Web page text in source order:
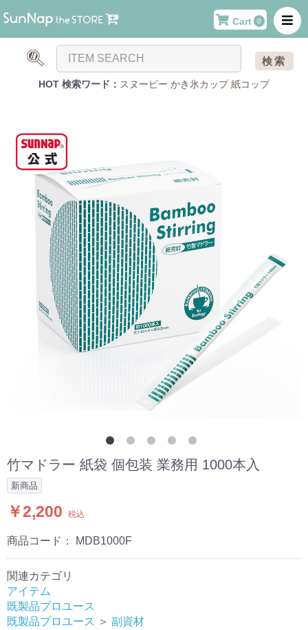
Cart 0
検索
HOT 検索ワード： スヌーピー かき氷カップ 紙コップ
竹マドラー 紙袋 個包装 業務用 1000本入
新商品
￥2,200 税込
商品コード： MDB1000F
関連カテゴリ
アイテム
既製品プロユース
既製品プロユース ＞ 副資材